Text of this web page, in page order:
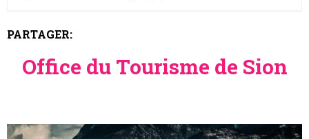
PARTAGER:
Office du Tourisme de Sion